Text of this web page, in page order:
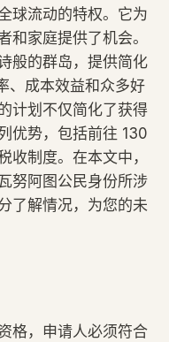
球流动的特权。它为
和家庭提供了机会。
般的群岛，提供简化
、成本效益和众多好
计划不仅简化了获得
优势，包括前往 130
收制度。在本文中，
努阿图公民身份所涉
了解情况，为您的未
格，申请人必须符合